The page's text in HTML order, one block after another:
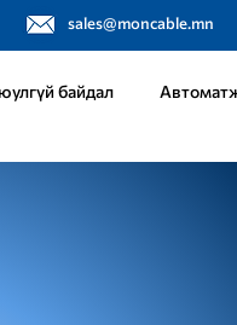
sales@moncable.mn
байдал